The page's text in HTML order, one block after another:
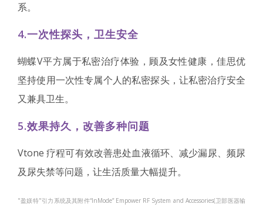
系。
4.一次性探头，卫生安全
蝴蝶V平方属于私密治疗体验，顾及女性健康，佳思优
坚持使用一次性专属个人的私密探头，让私密治疗安全
又兼具卫生。
5.效果持久，改善多种问题
Vtone 疗程可有效改善患处血液循环、减少漏尿、频尿
及尿失禁等问题，让生活质量大幅提升。
"盈媄特"引力系统及其附件“InMode” Empower RF System and Accessories(卫部医器输